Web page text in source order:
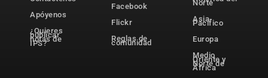
Apóyenos
¿Quieres
publicar
notas de
IPS?
Facebook
Flickr
Reglas de
comunidad
Norte
Asia-
Pacífico
Europa
Medio
Oriente y
Norte de
África